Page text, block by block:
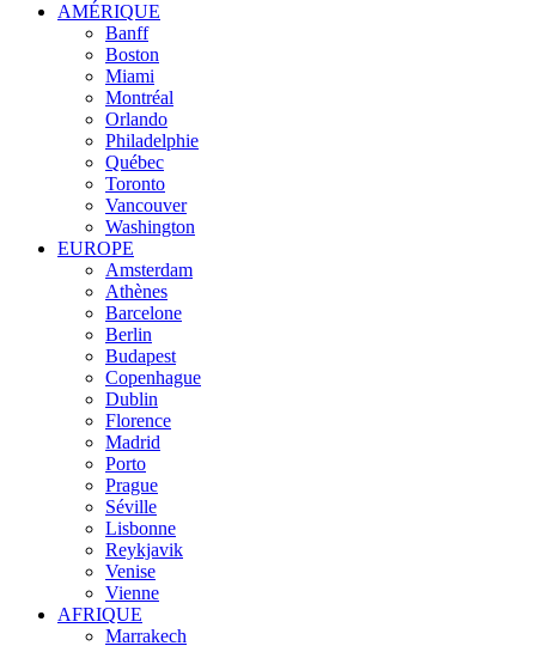
AMÉRIQUE
Banff
Boston
Miami
Montréal
Orlando
Philadelphie
Québec
Toronto
Vancouver
Washington
EUROPE
Amsterdam
Athènes
Barcelone
Berlin
Budapest
Copenhague
Dublin
Florence
Madrid
Porto
Prague
Séville
Lisbonne
Reykjavik
Venise
Vienne
AFRIQUE
Marrakech